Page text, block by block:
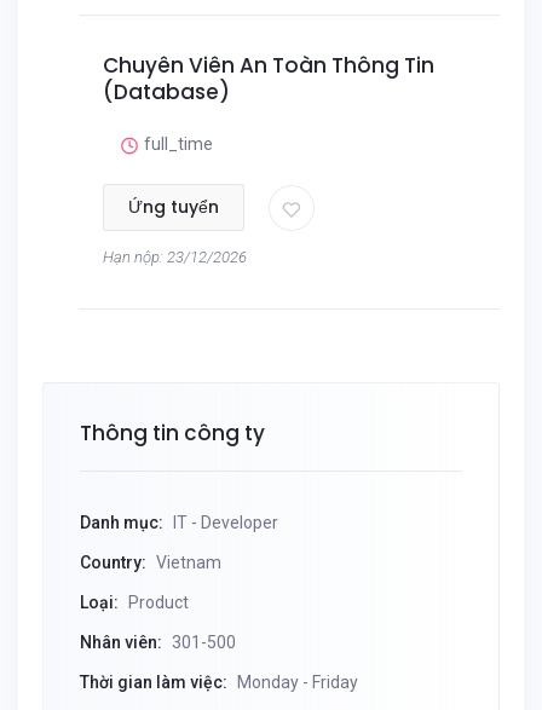
Chuyên Viên An Toàn Thông Tin
(Database)
full_time
Ứng tuyển
Hạn nộp: 23/12/2026
Thông tin công ty
Danh mục: IT - Developer
Country: Vietnam
Loại: Product
Nhân viên: 301-500
Thời gian làm việc: Monday - Friday